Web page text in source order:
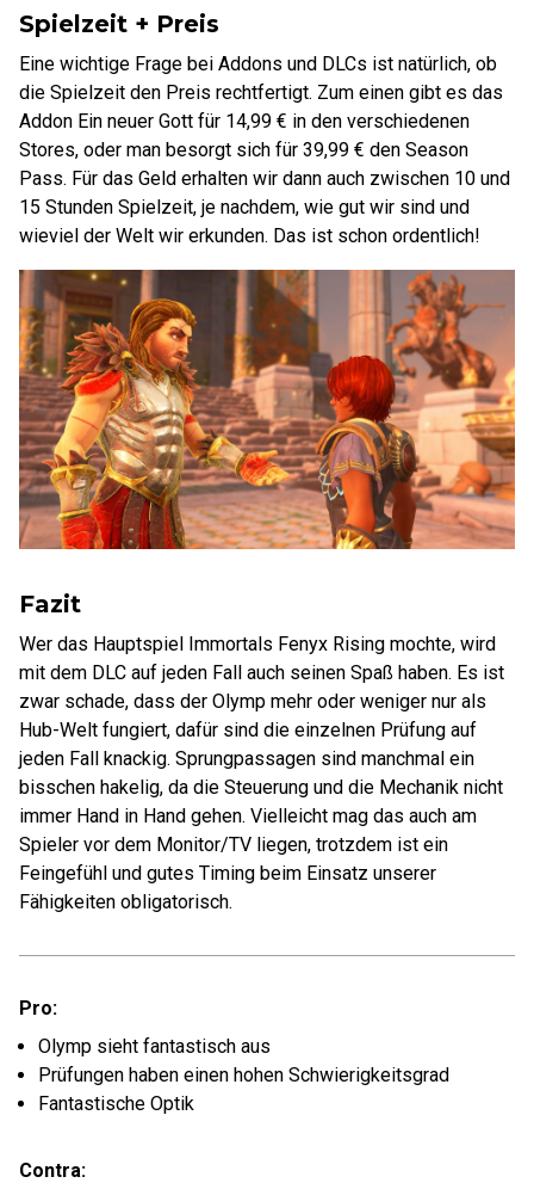
Spielzeit + Preis
Eine wichtige Frage bei Addons und DLCs ist natürlich, ob
die Spielzeit den Preis rechtfertigt. Zum einen gibt es das
Addon Ein neuer Gott für 14,99 € in den verschiedenen
Stores, oder man besorgt sich für 39,99 € den Season
Pass. Für das Geld erhalten wir dann auch zwischen 10 und
15 Stunden Spielzeit, je nachdem, wie gut wir sind und
wieviel der Welt wir erkunden. Das ist schon ordentlich!
Fazit
Wer das Hauptspiel Immortals Fenyx Rising mochte, wird
mit dem DLC auf jeden Fall auch seinen Spaß haben. Es ist
zwar schade, dass der Olymp mehr oder weniger nur als
Hub-Welt fungiert, dafür sind die einzelnen Prüfung auf
jeden Fall knackig. Sprungpassagen sind manchmal ein
bisschen hakelig, da die Steuerung und die Mechanik nicht
immer Hand in Hand gehen. Vielleicht mag das auch am
Spieler vor dem Monitor/TV liegen, trotzdem ist ein
Feingefühl und gutes Timing beim Einsatz unserer
Fähigkeiten obligatorisch.
Pro:
Olymp sieht fantastisch aus
Prüfungen haben einen hohen Schwierigkeitsgrad
Fantastische Optik
Contra: